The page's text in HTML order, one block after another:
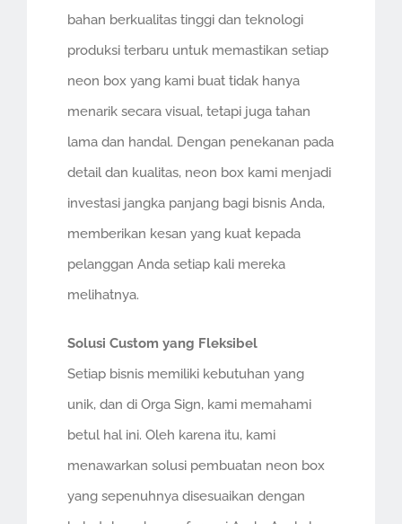
bahan berkualitas tinggi dan teknologi
produksi terbaru untuk memastikan setiap
neon box yang kami buat tidak hanya
menarik secara visual, tetapi juga tahan
lama dan handal. Dengan penekanan pada
detail dan kualitas, neon box kami menjadi
investasi jangka panjang bagi bisnis Anda,
memberikan kesan yang kuat kepada
pelanggan Anda setiap kali mereka
melihatnya.
Solusi Custom yang Fleksibel
Setiap bisnis memiliki kebutuhan yang
unik, dan di Orga Sign, kami memahami
betul hal ini. Oleh karena itu, kami
menawarkan solusi pembuatan neon box
yang sepenuhnya disesuaikan dengan